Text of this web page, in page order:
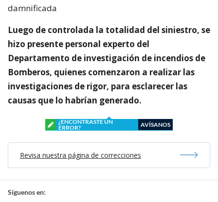
damnificada
Luego de controlada la totalidad del siniestro, se
hizo presente personal experto del
Departamento de investigación de incendios de
Bomberos, quienes comenzaron a realizar las
investigaciones de rigor, para esclarecer las
causas que lo habrían generado.
¿ENCONTRASTE UN
ERROR?
AVÍSANOS
Revisa nuestra página de correcciones
Síguenos en: